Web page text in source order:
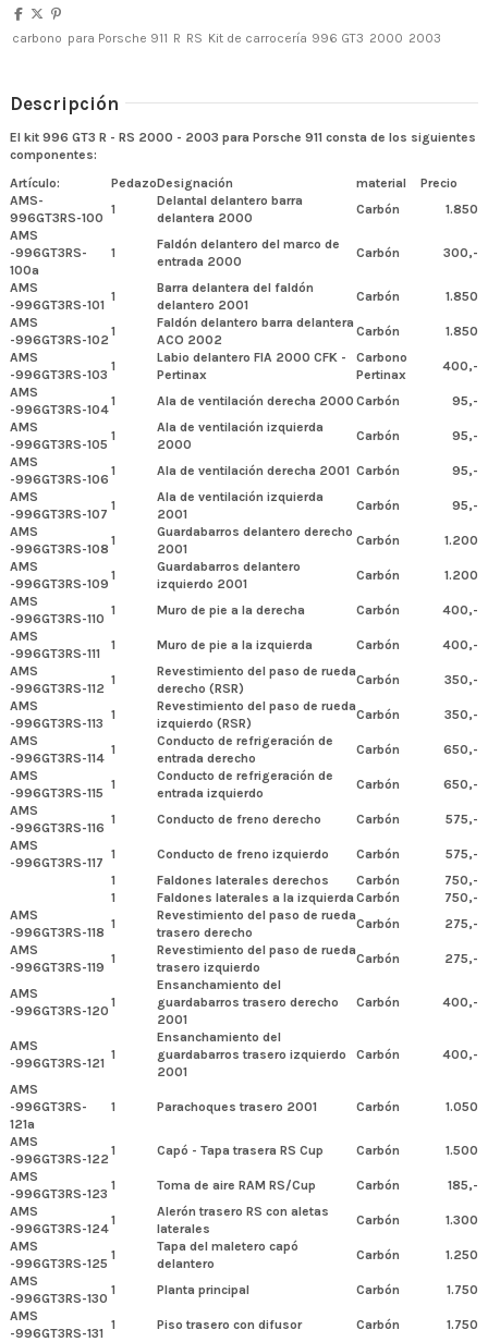
carbono para Porsche 911 R RS Kit de carrocería 996 GT3 2000 2003
Descripción
El kit 996 GT3 R - RS 2000 - 2003 para Porsche 911 consta de los siguientes
componentes:
AMS-
996GT3RS-100
1
Delantal delantero barra
delantera 2000
Carbón
1.850
AMS
-996GT3RS-
100a
1
Faldón delantero del marco de
entrada 2000
Carbón 300,-
AMS
-996GT3RS-101
1
Barra delantera del faldón
delantero 2001
Carbón
1.850
AMS
-996GT3RS-102
1
Faldón delantero barra delantera
ACO 2002
Carbón
1.850
AMS
-996GT3RS-103
1
Labio delantero FIA 2000 CFK -
Pertinax
Carbono
Pertinax
400,-
AMS
-996GT3RS-104
1 Ala de ventilación derecha 2000 Carbón
95,-
AMS
-996GT3RS-105
1
Ala de ventilación izquierda
2000
Carbón
95,-
AMS
-996GT3RS-106
1 Ala de ventilación derecha 2001 Carbón
95,-
AMS
-996GT3RS-107
1
Ala de ventilación izquierda
2001
Carbón
95,-
AMS
-996GT3RS-108
1
Guardabarros delantero derecho
2001
Carbón
1.200
AMS
-996GT3RS-109
1
Guardabarros delantero
izquierdo 2001
Carbón
1.200
AMS
-996GT3RS-110
1 Muro de pie a la derecha Carbón
400,-
AMS
-996GT3RS-111
1 Muro de pie a la izquierda Carbón
400,-
AMS
-996GT3RS-112
1
Revestimiento del paso de rueda
derecho (RSR)
Carbón
350,-
AMS
-996GT3RS-113
1
Revestimiento del paso de rueda
izquierdo (RSR)
Carbón
350,-
AMS
-996GT3RS-114
1
Conducto de refrigeración de
entrada derecho
Carbón
650,-
AMS
-996GT3RS-115
1
Conducto de refrigeración de
entrada izquierdo
Carbón
650,-
AMS
-996GT3RS-116
1 Conducto de freno derecho Carbón
575,-
AMS
-996GT3RS-117
1 Conducto de freno izquierdo Carbón
575,-
1
Faldones laterales derechos Carbón
750,-
1
Faldones laterales a la izquierda Carbón
750,-
AMS
-996GT3RS-118
1
Revestimiento del paso de rueda
trasero derecho
Carbón
275,-
AMS
-996GT3RS-119
1
Revestimiento del paso de rueda
trasero izquierdo
Carbón 275,-
AMS
-996GT3RS-120
1
Ensanchamiento del
guardabarros trasero derecho
2001
Carbón 400,-
AMS
-996GT3RS-121
1
Ensanchamiento del
guardabarros trasero izquierdo
2001
Carbón 400,-
AMS
-996GT3RS-
121a
1 Parachoques trasero 2001 Carbón 1.050
AMS
-996GT3RS-122
1 Capó - Tapa trasera RS Cup Carbón
1.500
AMS
-996GT3RS-123
1 Toma de aire RAM RS/Cup Carbón
185,-
AMS
-996GT3RS-124
1
Alerón trasero RS con aletas
laterales
Carbón
1.300
AMS
-996GT3RS-125
1
Tapa del maletero capó
delantero
Carbón
1.250
AMS
-996GT3RS-130
1 Planta principal Carbón
1.750
AMS
-996GT3RS-131
1 Piso trasero con difusor Carbón 1.750
Artículo: PedazoDesignación material Precio